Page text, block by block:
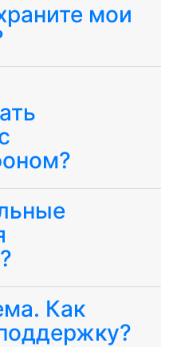
мои
Как